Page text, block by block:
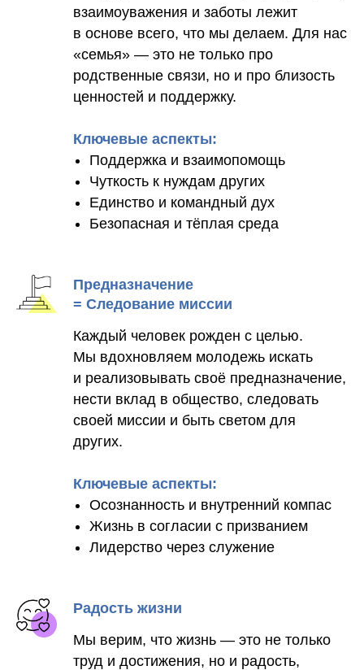
взаимоуважения и заботы лежит
в основе всего, что мы делаем. Для нас
«семья» — это не только про
родственные связи, но и про близость
ценностей и поддержку.
Ключевые аспекты:
Поддержка и взаимопомощь
Чуткость к нуждам других
Единство и командный дух
Безопасная и тёплая среда
Предназначение
= Следование миссии
Каждый человек рожден с целью.
Мы вдохновляем молодежь искать
и реализовывать своё предназначение,
нести вклад в общество, следовать
своей миссии и быть светом для
других.
Ключевые аспекты:
Осознанность и внутренний компас
Жизнь в согласии с призванием
Лидерство через служение
Радость жизни
Мы верим, что жизнь — это не только
труд и достижения, но и радость,